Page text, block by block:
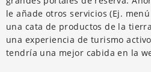
le añade otros servicios (Ej.
una cata de productos de la
una experiencia de turismo
tendría una mejor cabida en la